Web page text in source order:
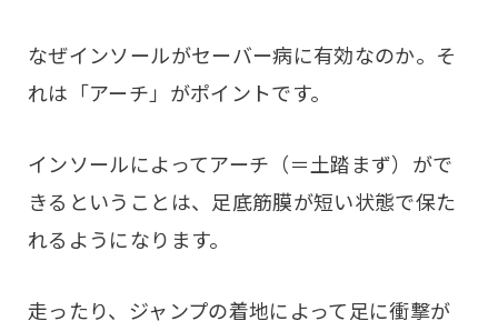
なぜインソールがセーバー病に有効なのか。そ
れは「アーチ」がポイントです。
インソールによってアーチ（＝土踏まず）がで
きるということは、足底筋膜が短い状態で保た
れるようになります。
走ったり、ジャンプの着地によって足に衝撃が